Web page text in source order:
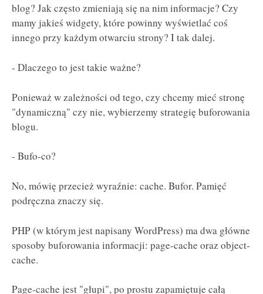
blog? Jak często zmieniają się na nim informacje? Czy
mamy jakieś widgety, które powinny wyświetlać coś
innego przy każdym otwarciu strony? I tak dalej.
- Dlaczego to jest takie ważne?
Ponieważ w zależności od tego, czy chcemy mieć stronę
"dynamiczną" czy nie, wybierzemy strategię buforowania
blogu.
- Bufo-co?
No, mówię przecież wyraźnie: cache. Bufor. Pamięć
podręczna znaczy się.
PHP (w którym jest napisany WordPress) ma dwa główne
sposoby buforowania informacji: page-cache oraz object-
cache.
Page-cache jest "głupi", po prostu zapamiętuje całą